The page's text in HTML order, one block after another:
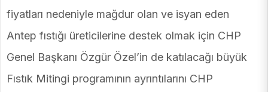
fiyatları nedeniyle mağdur olan ve isyan eden
Antep fıstığı üreticilerine destek olmak için CHP
Genel Başkanı Özgür Özel’in de katılacağı büyük
Fıstık Mitingi programının ayrıntılarını CHP